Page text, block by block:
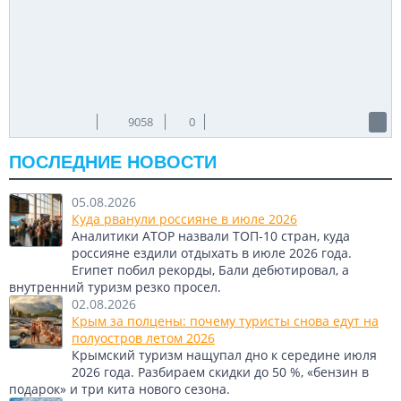
9058 0
ПОСЛЕДНИЕ НОВОСТИ
05.08.2026
Куда рванули россияне в июле 2026
Аналитики АТОР назвали ТОП-10 стран, куда
россияне ездили отдыхать в июле 2026 года.
Египет побил рекорды, Бали дебютировал, а
внутренний туризм резко просел.
02.08.2026
Крым за полцены: почему туристы снова едут на
полуостров летом 2026
Крымский туризм нащупал дно к середине июля
2026 года. Разбираем скидки до 50 %, «бензин в
подарок» и три кита нового сезона.